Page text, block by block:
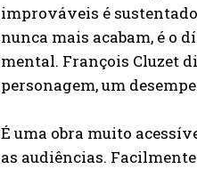
improváveis é
nunca mais acabam, é o
mental. François Cluzet
personagem, um
É uma obra muito
as audiências.